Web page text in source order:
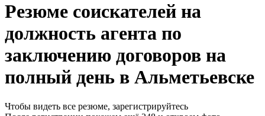
Резюме соискателей на
должность агента по
заключению договоров на
полный день в Альметьевске
Чтобы видеть все резюме, зарегистрируйтесь